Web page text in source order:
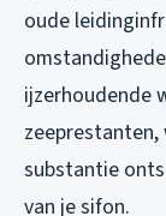
oude
ijzerhoudende
substantie
van je sifon.